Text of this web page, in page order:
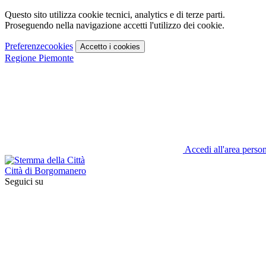
Questo sito utilizza cookie tecnici, analytics e di terze parti.
Proseguendo nella navigazione accetti l'utilizzo dei cookie.
Preferenzecookies Accetto i cookies
Regione Piemonte
Accedi all'area
Città di Borgomanero
Seguici su